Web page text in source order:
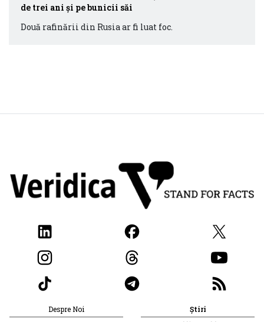
de trei ani și pe bunicii săi
Două rafinării din Rusia ar fi luat foc.
Despre Noi
Știri